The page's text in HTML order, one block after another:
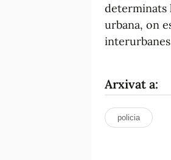
determinats
urbana, on
Arxivat a:
policia